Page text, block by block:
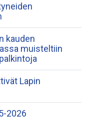
kauden
muisteltiin
Lapin
2026